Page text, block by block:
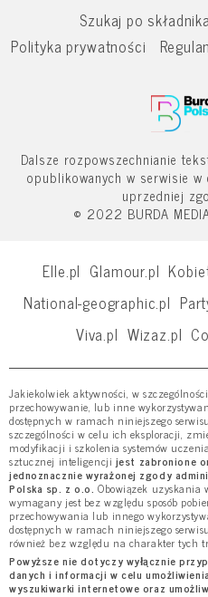
Szukaj po
Polityka prywatności
Dalsze rozpowszechnianie
opublikowanych w serwisie w
uprzedniej
© 2022 BURDA
Elle.pl Glamour.pl
National-geographic.pl
Viva.pl Wizaz.pl
Jakiekolwiek aktywności, w
przechowywanie, lub inne
dostępnych w ramach niniejszego
szczególności w celu ich eksploracji,
modyfikacji i szkolenia systemów
sztucznej inteligencji jest zabronione
jednoznacznie wyrażonej zgody
Polska sp. z o.o. Obowiązek uzyskania
wymagany jest bez względu sposób
przechowywania lub innego
dostępnych w ramach niniejszego
również bez względu na charakter tych
Powyższe nie dotyczy wyłącznie
danych i informacji w celu
wyszukiwarki internetowe oraz